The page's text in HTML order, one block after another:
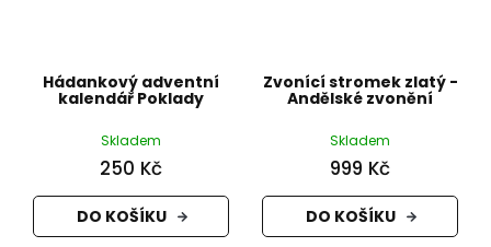
Hádankový adventní
kalendář Poklady
Skladem
250 Kč
DO KOŠÍKU
Zvonící stromek zlatý -
Andělské zvonění
Skladem
999 Kč
DO KOŠÍKU